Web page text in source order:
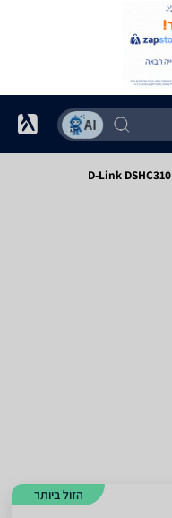
D-Link DSHC310
הזול ביותר